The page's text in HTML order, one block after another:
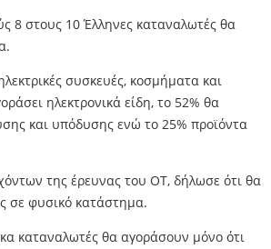
8 στους 10 Έλληνες καταναλωτές θα
συσκευές, κοσμήματα και
ηλεκτρονικά είδη, το 52% θα
και υπόδυσης ενώ το 25% προϊόντα
της έρευνας του ΟΤ, δήλωσε ότι θα
σε φυσικό κατάστημα.
καταναλωτές θα αγοράσουν μόνο ότι